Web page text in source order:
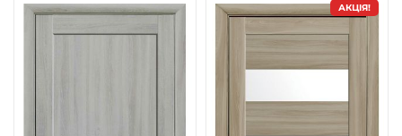
АКЦІЯ!